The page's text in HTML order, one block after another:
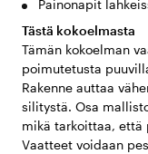
Painonapit
Tästä kokoelmasta
Tämän kokoelman
poimutetusta
Rakenne auttaa
silitystä. Osa
mikä tarkoittaa, että
Vaatteet voidaan